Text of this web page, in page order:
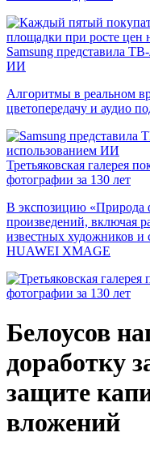
Samsung представила
ИИ
Алгоритмы в реальном
цветопередачу и аудио
Третьяковская галерея
фотографии за 130 лет
В экспозицию «Природа
произведений, включая
известных художников и
HUAWEI XMAGE
Белоусов
доработку
защите
вложений